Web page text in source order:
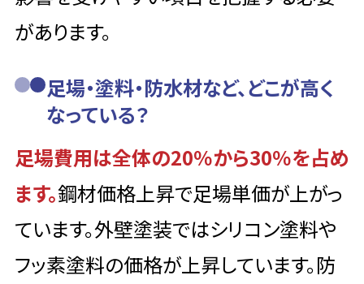
があります。
足場・塗料・防水材など、どこが高く
なっている？
足場費用は全体の20％から30％を占め
ます。鋼材価格上昇で足場単価が上がっ
ています。外壁塗装ではシリコン塗料や
フッ素塗料の価格が上昇しています。防